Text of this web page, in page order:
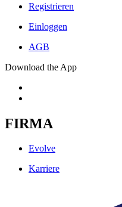
Registrieren
Einloggen
AGB
Download the App
FIRMA
Evolve
Karriere